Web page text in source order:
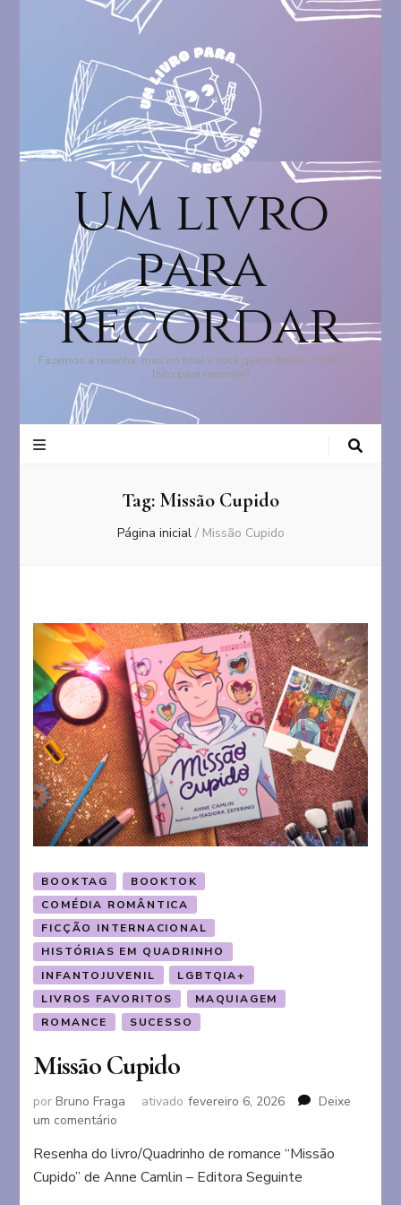
Um livro
para
recordar
Fazemos a resenha, mas no final é você quem decide: Esse é um
livro para recordar?
Tag: Missão Cupido
Página inicial / Missão Cupido
BOOKTAG
BOOKTOK
COMÉDIA ROMÂNTICA
FICÇÃO INTERNACIONAL
HISTÓRIAS EM QUADRINHO
INFANTOJUVENIL
LGBTQIA+
LIVROS FAVORITOS
MAQUIAGEM
ROMANCE
SUCESSO
Missão Cupido
porBruno Fraga ativado fevereiro 6, 2026
Deixe
um comentário
Cupido
Resenha do livro/Quadrinho de romance “Missão
Cupido” de Anne Camlin – Editora Seguinte